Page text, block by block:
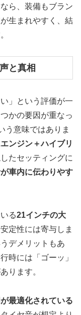
ら、装備もブラン
生まれやすく、結
と真相
」という評価が一
かの要因が重なっ
う意味ではありま
ンジン＋ハイブリ
たセッティングに
車内に伝わりやす
る21インチの大
定性には寄与しま
デメリットもあ
時には「ゴーッ」
ります。
最適化されている